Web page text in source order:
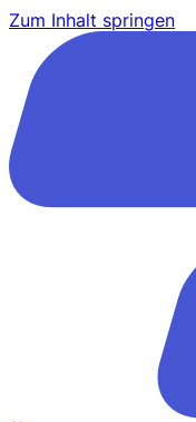
Zum Inhalt springen